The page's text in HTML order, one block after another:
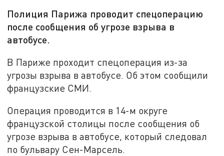
Полиция Парижа проводит спецоперацию
после сообщения об угрозе взрыва в
автобусе.
В Париже проходит спецоперация из-за
угрозы взрыва в автобусе. Об этом сообщили
французские СМИ.
Операция проводится в 14-м округе
французской столицы после сообщения об
угрозе взрыва в автобусе, который следовал
по бульвару Сен-Марсель.